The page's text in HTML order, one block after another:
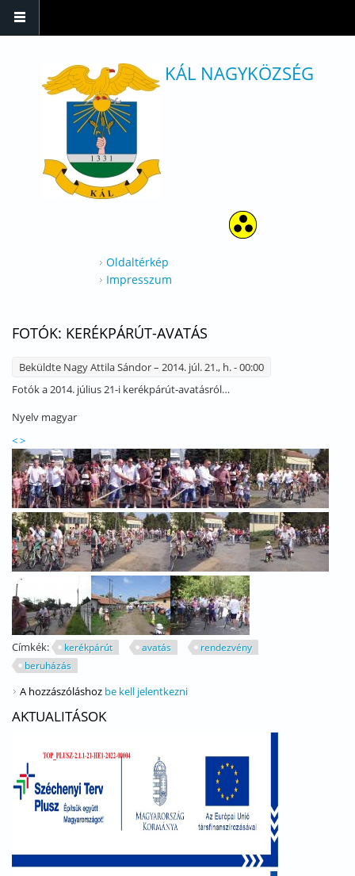
KÁL NAGYKÖZSÉG
Oldaltérkép
Impresszum
FOTÓK: KERÉKPÁRÚT-AVATÁS
Beküldte Nagy Attila Sándor– 2014. júl. 21., h. - 00:00
Fotók a 2014. július 21-i kerékpárút-avatásról…
Nyelv magyar
<>
Címkék: kerékpárút avatás
rendezvény
beruházás
A hozzászóláshoz be kell jelentkezni
AKTUALITÁSOK